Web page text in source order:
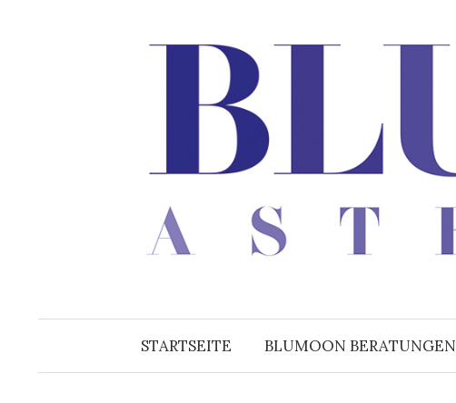
STARTSEITE BLUMOON BERATUNGEN